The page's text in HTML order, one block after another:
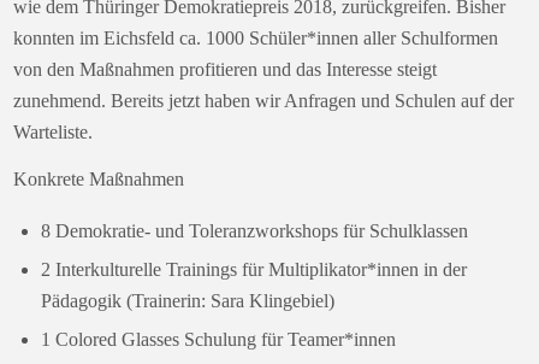
wie dem Thüringer Demokratiepreis 2018, zurückgreifen. Bisher
konnten im Eichsfeld ca. 1000 Schüler*innen aller Schulformen
von den Maßnahmen profitieren und das Interesse steigt
zunehmend. Bereits jetzt haben wir Anfragen und Schulen auf der
Warteliste.
Konkrete Maßnahmen
8 Demokratie- und Toleranzworkshops für Schulklassen
2 Interkulturelle Trainings für Multiplikator*innen in der
Pädagogik (Trainerin: Sara Klingebiel)
1 Colored Glasses Schulung für Teamer*innen